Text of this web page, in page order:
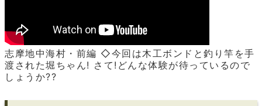
志摩地中海村・前編 ◇今回は木工ボンドと釣り竿を手
渡された堀ちゃん! さて!どんな体験が待っているので
しょうか??